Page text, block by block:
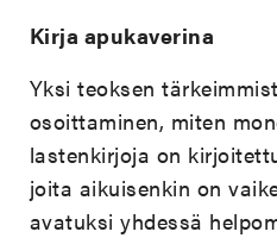
Kirja apukaverina
Yksi teoksen
osoittaminen, miten
lastenkirjoja on
joita aikuisenkin on
avatuksi yhdessä